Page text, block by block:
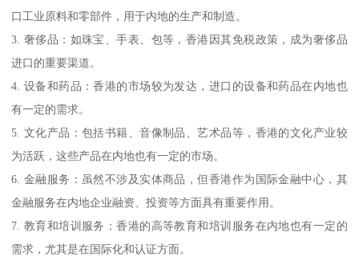
口工业原料和零部件，用于内地的生产和制造。
3. 奢侈品：如珠宝、手表、包等，香港因其免税政策，成为奢侈品
进口的重要渠道。
4. 设备和药品：香港的市场较为发达，进口的设备和药品在内地也
有一定的需求。
5. 文化产品：包括书籍、音像制品、艺术品等，香港的文化产业较
为活跃，这些产品在内地也有一定的市场。
6. 金融服务：虽然不涉及实体商品，但香港作为国际金融中心，其
金融服务在内地企业融资、投资等方面具有重要作用。
7. 教育和培训服务：香港的高等教育和培训服务在内地也有一定的
需求，尤其是在国际化和认证方面。